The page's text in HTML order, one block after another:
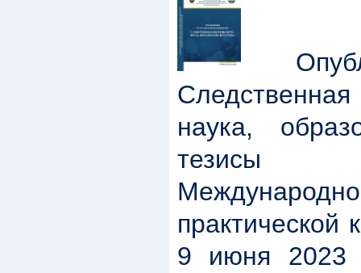
наука,
тезисы
9 июня 2023